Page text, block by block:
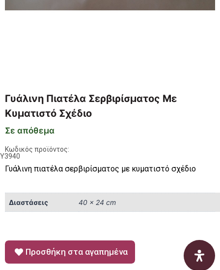
Γυάλινη Πιατέλα Σερβιρίσματος Με
Κυματιστό Σχέδιο
Σε απόθεμα
Κωδικός προϊόντος:
Γυάλινη πιατέλα σερβιρίσματος με κυματιστό σχέδιο
Διαστάσεις 40 × 24 cm
Προσθήκη στα αγαπημένα